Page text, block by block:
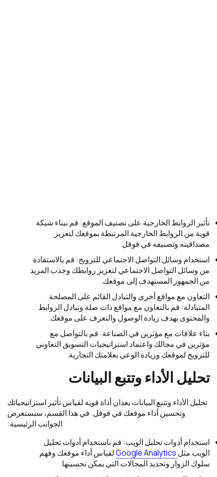
تأثير الروابط الخارجية على تصنيف الموقع: قم ببناء شبكة
قوية من الروابط الخارجية المرتبطة بموقعك لتعزيز
مصداقيته وتصنيفه في قوقل.
استخدام وسائل التواصل الاجتماعي للترويج: قم بالاستفادة
من وسائل التواصل الاجتماعي لتعزيز روابطك وجذب المزيد
من الجمهور المستهدف إلى موقعك.
التعاون مع مواقع أخرى والتبادل القائم على المصلحة
المتبادلة: قم بالتعاون مع مواقع ذات صلة وتبادل الروابط
والمحتوى بهدف زيادة الوصول والتعرف على موقعك.
بناء علاقات مع مؤثرين في الصناعة: قم بالتواصل مع
مؤثرين في مجالك واعتماد استراتيجيات التسويق التعاوني
للترويج لموقعك وزيادة الوعي بعلامتك التجارية.
تحليل الأداء وتتبع البيانات
تحليل الأداء وتتبع البيانات يعدان أداة قوية لقياس تأثير استراتيجياتك
وتحسين أداء موقعك في قوقل. في هذا القسم، سنستعرض
الجوانب الرئيسية:
استخدام أدوات تحليل الويب: قم باستخدام أدوات تحليل
الويب مثل
لقياس أداء موقعك وفهم
سلوك الزوار وتحديد المجالات التي يمكن تحسينها.